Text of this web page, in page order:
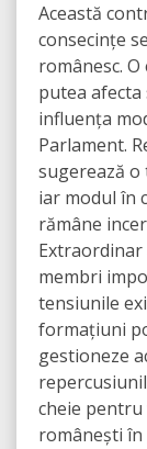
Această
consecințe
românesc.
putea
influența
Parlament.
sugerează
iar modul în
rămâne
Extraordinar
membri
tensiunile
formațiuni
gestioneze
cheie
românești în